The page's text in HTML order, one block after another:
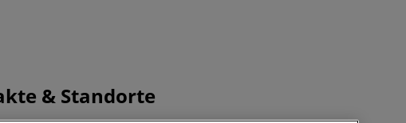
& Standorte